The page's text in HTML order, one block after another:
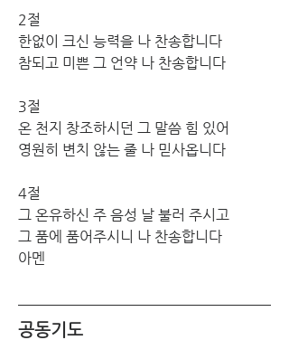
2절
한없이 크신 능력을 나 찬송합니다
참되고 미쁜 그 언약 나 찬송합니다
3절
온 천지 창조하시던 그 말씀 힘 있어
영원히 변치 않는 줄 나 믿사옵니다
4절
그 온유하신 주 음성 날 불러 주시고
그 품에 품어주시니 나 찬송합니다
아멘
공동기도